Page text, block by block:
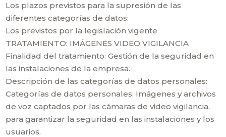
Los plazos previstos para la supresión de las
diferentes categorías de datos:
Los previstos por la legislación vigente
TRATAMIENTO: IMÁGENES VIDEO VIGILANCIA
Finalidad del tratamiento: Gestión de la seguridad en
las instalaciones de la empresa.
Descripción de las categorías de datos personales:
Categorías de datos personales: Imágenes y archivos
de voz captados por las cámaras de video vigilancia,
para garantizar la seguridad en las instalaciones y los
usuarios.